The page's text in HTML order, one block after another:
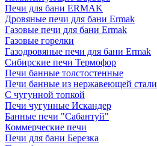
Печи для бани ERMAK
Дровяные печи для бани Ermak
Газовые печи для бани Ermak
Газовые горелки
Газодровяные печи для бани Ermak
Сибирские печи Термофор
Печи банные толстостенные
Печи банные из нержавеющей стали
С чугунной топкой
Печи чугунные Искандер
Банные печи "Сабантуй"
Коммерческие печи
Печи для бани Березка